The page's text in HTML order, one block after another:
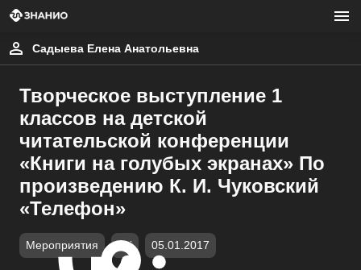
Садыева Елена Анатольевна
Творческое выступление 1
классов на детской
читательской конференции
«Книги на голубых экранах» По
произведению К. И. Чуковский
«Телефон»
Мероприятия avi 05.01.2017